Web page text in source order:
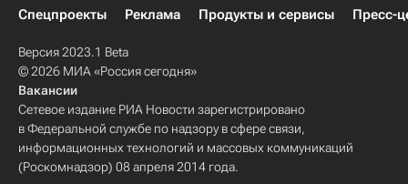
Спецпроекты
Реклама Продукты и сервисы Пресс-
Версия 2023.1 Beta
© 2026 МИА «Россия сегодня»
Вакансии
Сетевое издание РИА Новости зарегистрировано
в Федеральной службе по надзору в сфере связи,
информационных технологий и массовых коммуникаций
(Роскомнадзор) 08 апреля 2014 года.